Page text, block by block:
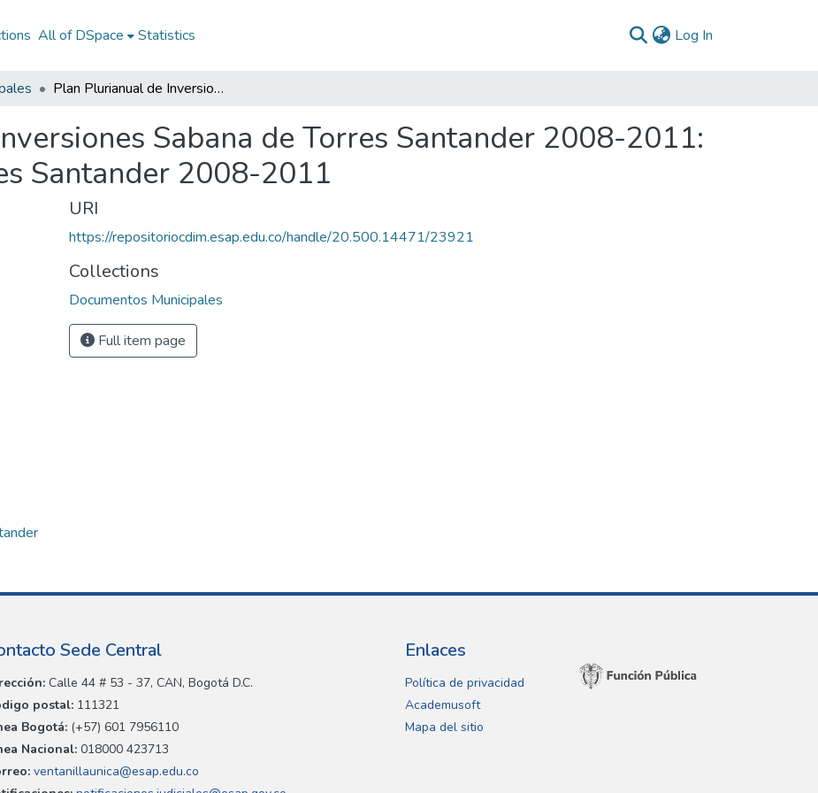
All of DSpace Statistics Log In
Plan Plurianual de Inversiones Sabana de Torres Santander 2008-2011: PPI Sabana de Torres Santander 2008-2011
Sabana de Torres Santander 2008-2011:
Santander 2008-2011
URI
https://repositoriocdim.esap.edu.co/handle/20.500.14471/23921
Collections
Documentos Municipales
Full item page
Sede Central
Calle 44 # 53 - 37, CAN, Bogotá D.C.
postal: 111321
Bogotá: (+57) 601 7956110
Nacional: 018000 423713
ventanillaunica@esap.edu.co
Enlaces
Política de privacidad
Academusoft
Mapa del sitio